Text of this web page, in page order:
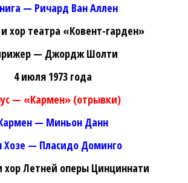
— Ричард Ван Аллен
хор театра «Ковент-гарден»
— Джордж Шолти
4 июля 1973 года
— «Кармен» (отрывки)
— Миньон Данн
Хозе — Пласидо Доминго
хор Летней оперы Цинциннати